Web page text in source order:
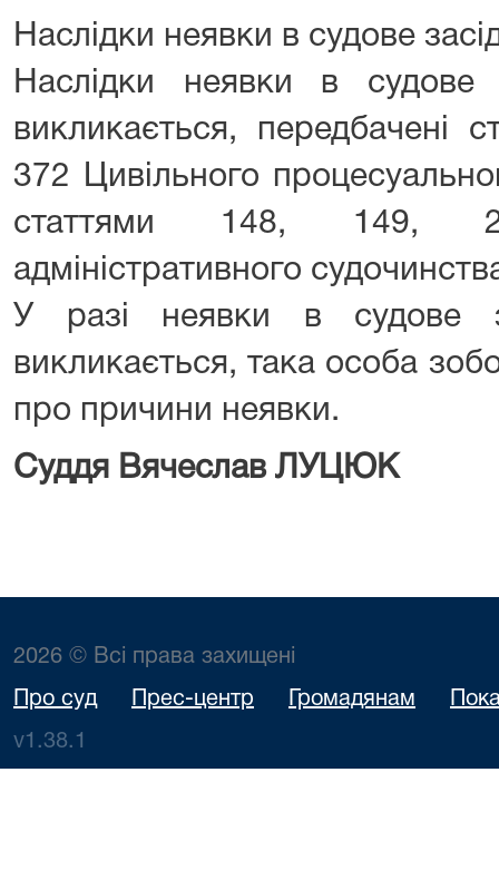
Наслідки неявки в судове
Наслідки неявки в судове
викликається, передбачені
372 Цивільного
статтями 148, 149,
адміністративного
У разі неявки в судове
викликається, така особа
про причини неявки.
Суддя Вячеслав ЛУЦЮК
2026 © Всі права захищені
Про суд Прес-центр Громадянам
v1.38.1